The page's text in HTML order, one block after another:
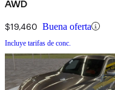
AWD
$19,460 Buena oferta
Incluye tarifas de conc.